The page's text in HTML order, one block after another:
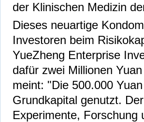
der Klinischen Medizin
Dieses neuartige
Investoren beim
YueZheng Enterprise
dafür zwei Millionen
meint: "Die 500.000
Grundkapital genutzt.
Experimente, Forschung